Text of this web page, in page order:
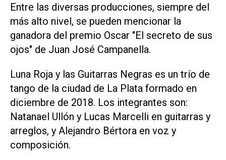
Entre las diversas producciones, siempre del
más alto nivel, se pueden mencionar la
ganadora del premio Oscar "El secreto de sus
ojos" de Juan José Campanella.
Luna Roja y las Guitarras Negras es un trío de
tango de la ciudad de La Plata formado en
diciembre de 2018. Los integrantes son:
Natanael Ullón y Lucas Marcelli en guitarras y
arreglos, y Alejandro Bértora en voz y
composición.